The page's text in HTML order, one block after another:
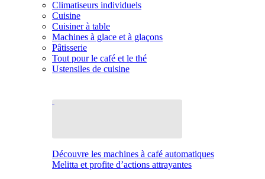
Climatiseurs individuels
Cuisine
Cuisiner à table
Machines à glace et à glaçons
Pâtisserie
Tout pour le café et le thé
Ustensiles de cuisine
Découvre les machines à café automatiques
Melitta et profite d’actions attrayantes